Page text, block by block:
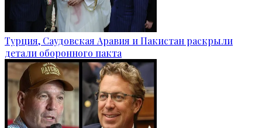
Турция, Саудовская Аравия и Пакистан раскрыли
детали оборонного пакта